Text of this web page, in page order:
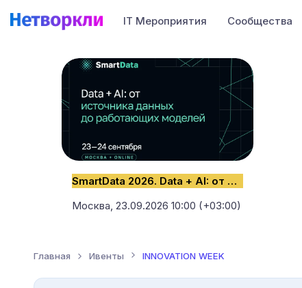
IT Мероприятия Сообщества
SmartData 2026. Data + AI: от источника данных до работающих моделей
Москва, 23.09.2026 10:00 (+03:00)
Главная Ивенты INNOVATION WEEK